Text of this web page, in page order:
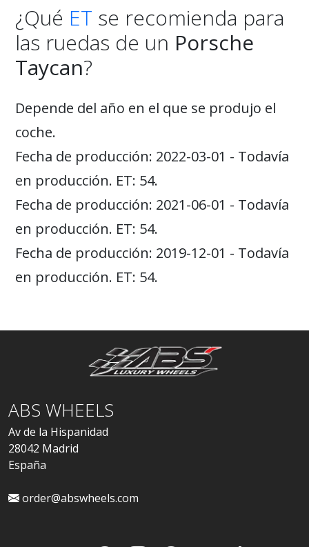
¿Qué ET se recomienda para
las ruedas de un Porsche
Taycan?
Depende del año en el que se produjo el
coche.
Fecha de producción: 2022-03-01 - Todavía
en producción. ET: 54.
Fecha de producción: 2021-06-01 - Todavía
en producción. ET: 54.
Fecha de producción: 2019-12-01 - Todavía
en producción. ET: 54.
ABS WHEELS
Av de la Hispanidad
28042 Madrid
España
order@abswheels.com